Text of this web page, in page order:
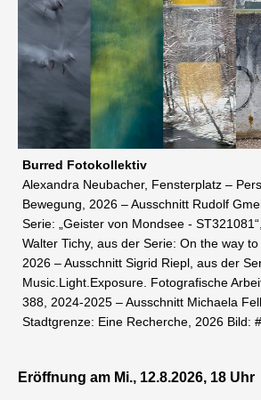
Burred Fotokollektiv
Alexandra Neubacher, Fensterplatz –
Bewegung, 2026 – Ausschnitt Rudolf
Serie: „Geister von Mondsee -
Walter Tichy, aus der Serie: On the way to
2026 – Ausschnitt Sigrid Riepl, aus der
Music.Light.Exposure. Fotografische
388, 2024-2025 – Ausschnitt Michaela
Stadtgrenze: Eine Recherche, 2026 Bild:
Eröffnung am Mi., 12.8.2026, 18 Uhr